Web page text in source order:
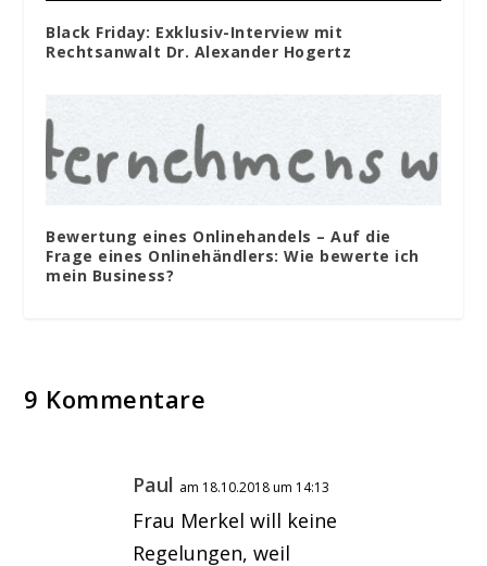
Black Friday: Exklusiv-Interview mit
Rechtsanwalt Dr. Alexander Hogertz
Bewertung eines Onlinehandels – Auf die
Frage eines Onlinehändlers: Wie bewerte ich
mein Business?
9 Kommentare
Paul am 18.10.2018 um 14:13
Frau Merkel will keine
Regelungen, weil